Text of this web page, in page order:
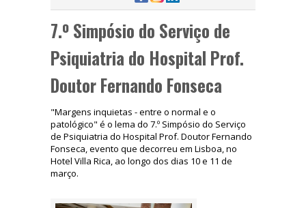
7.º Simpósio do Serviço de
Psiquiatria do Hospital Prof.
Doutor Fernando Fonseca
"Margens inquietas - entre o normal e o
patológico" é o lema do 7.º Simpósio do Serviço
de Psiquiatria do Hospital Prof. Doutor Fernando
Fonseca, evento que decorreu em Lisboa, no
Hotel Villa Rica, ao longo dos dias 10 e 11 de
março.